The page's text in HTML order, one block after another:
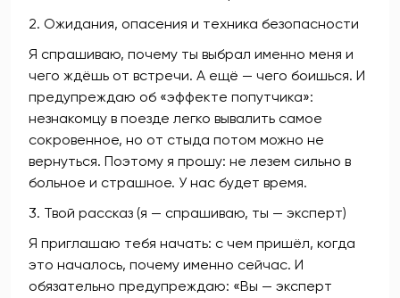
2. Ожидания, опасения и техника безопасности
Я спрашиваю, почему ты выбрал именно меня и
чего ждёшь от встречи. А ещё — чего боишься. И
предупреждаю об «эффекте попутчика»:
незнакомцу в поезде легко вывалить самое
сокровенное, но от стыда потом можно не
вернуться. Поэтому я прошу: не лезем сильно в
больное и страшное. У нас будет время.
3. Твой рассказ (я — спрашиваю, ты — эксперт)
Я приглашаю тебя начать: с чем пришёл, когда
это началось, почему именно сейчас. И
обязательно предупреждаю: «Вы — эксперт